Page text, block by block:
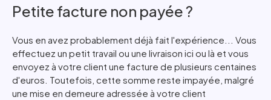
Petite facture non payée ?
Vous en avez probablement déjà fait l'expérience... Vous
effectuez un petit travail ou une livraison ici ou là et vous
envoyez à votre client une facture de plusieurs centaines
d'euros. Toutefois, cette somme reste impayée, malgré
une mise en demeure adressée à votre client